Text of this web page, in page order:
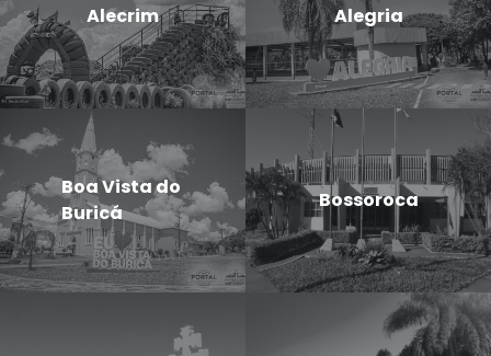
Alecrim Alegria
Boa Vista do
Buricá
Bossoroca